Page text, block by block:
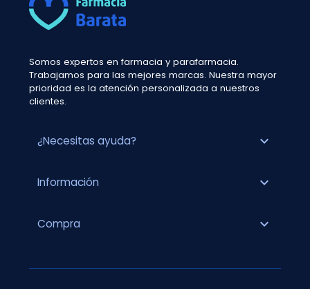
Somos expertos en farmacia y parafarmacia.
Trabajamos para las mejores marcas. Nuestra mayor
prioridad es la atención personalizada a nuestros
clientes.
¿Necesitas ayuda? expand_more
Información expand_more
Compra expand_more